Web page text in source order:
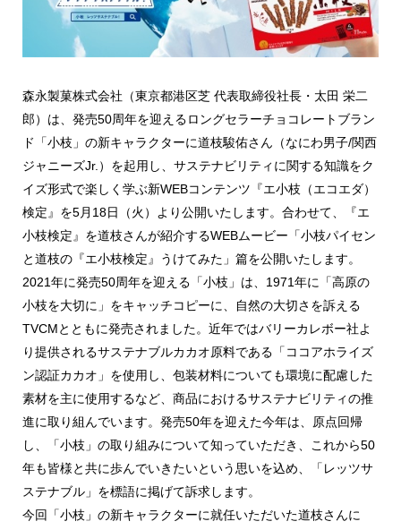
森永製菓株式会社（東京都港区芝 代表取締役社長・太田 栄二
郎）は、発売50周年を迎えるロングセラーチョコレートブラン
ド「小枝」の新キャラクターに道枝駿佑さん（なにわ男子/関西
ジャニーズJr.）を起用し、サステナビリティに関する知識をク
イズ形式で楽しく学ぶ新WEBコンテンツ『エ小枝（エコエダ）
検定』を5月18日（火）より公開いたします。合わせて、『エ
小枝検定』を道枝さんが紹介するWEBムービー「小枝パイセン
と道枝の『エ小枝検定』うけてみた」篇を公開いたします。
2021年に発売50周年を迎える「小枝」は、1971年に「高原の
小枝を大切に」をキャッチコピーに、自然の大切さを訴える
TVCMとともに発売されました。近年ではバリーカレボー社よ
り提供されるサステナブルカカオ原料である「ココアホライズ
ン認証カカオ」を使用し、包装材料についても環境に配慮した
素材を主に使用するなど、商品におけるサステナビリティの推
進に取り組んでいます。発売50年を迎えた今年は、原点回帰
し、「小枝」の取り組みについて知っていただき、これから50
年も皆様と共に歩んでいきたいという思いを込め、「レッツサ
ステナブル」を標語に掲げて訴求します。
今回「小枝」の新キャラクターに就任いただいた道枝さんに